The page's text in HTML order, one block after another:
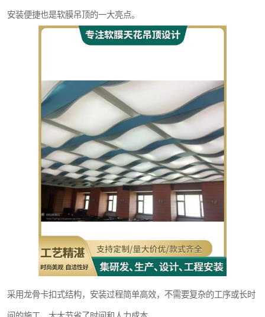
安装便捷也是软膜吊顶的一大亮点。
采用龙骨卡扣式结构，安装过程简单高效，不需要复杂的工序或长时